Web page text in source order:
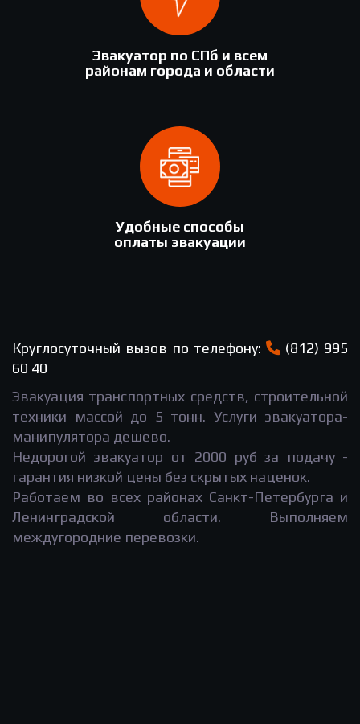
Эвакуатор по СПб и всем
районам города и области
Удобные способы
оплаты эвакуации
Круглосуточный вызов по телефону:
(812) 995
60 40
Эвакуация транспортных средств, строительной
техники массой до 5 тонн. Услуги эвакуатора-
манипулятора дешево.
Недорогой эвакуатор от 2000 руб за подачу -
гарантия низкой цены без скрытых наценок.
Работаем во всех районах Санкт-Петербурга и
Ленинградской области. Выполняем
междугородние перевозки.